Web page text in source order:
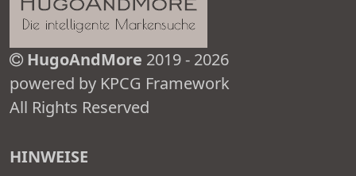
HugoAndMore 2019 - 2026
powered by KPCG Framework
All Rights Reserved
HINWEISE